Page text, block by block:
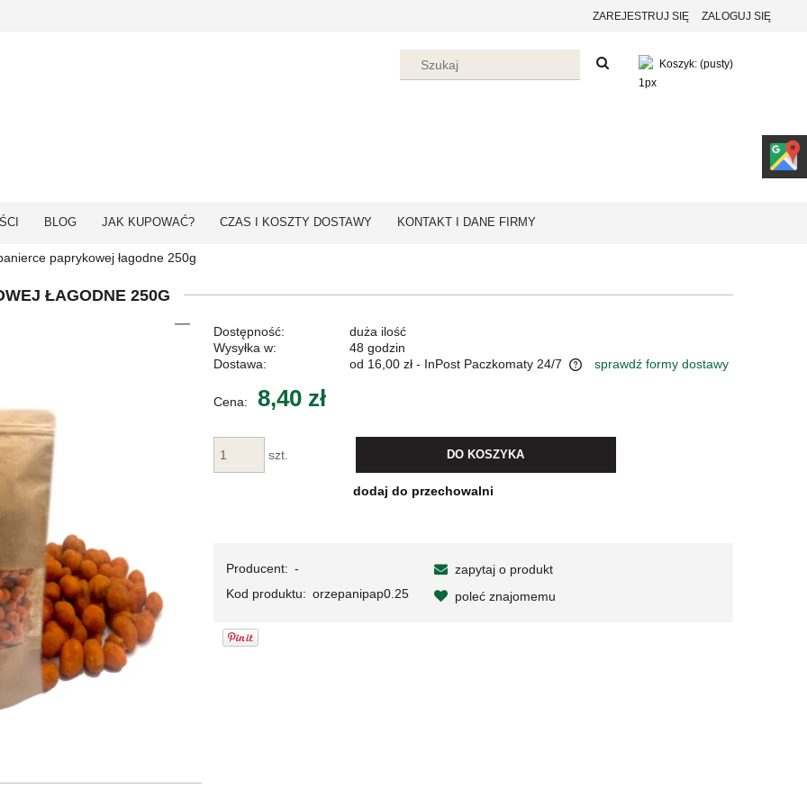
ZAREJESTRUJ SIĘ ZALOGUJ SIĘ
Koszyk: (pusty)
BLOG JAK KUPOWAĆ? CZAS I KOSZTY DOSTAWY KONTAKT I DANE FIRMY
paprykowej łagodne 250g
ŁAGODNE 250G
Dostępność:
duża ilość
Wysyłka w:
48 godzin
Dostawa:
od 16,00 zł - InPost Paczkomaty 24/7 sprawdź formy dostawy
Cena: 8,40 zł
szt. DO KOSZYKA
dodaj do przechowalni
Producent: -
Kod produktu: orzepanipap0.25
zapytaj o produkt
poleć znajomemu